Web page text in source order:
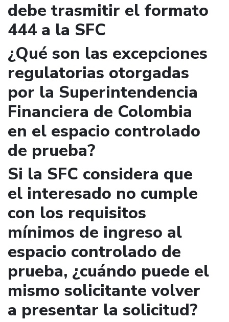
debe trasmitir el formato
444 a la SFC
¿Qué son las excepciones
regulatorias otorgadas
por la Superintendencia
Financiera de Colombia
en el espacio controlado
de prueba?
Si la SFC considera que
el interesado no cumple
con los requisitos
mínimos de ingreso al
espacio controlado de
prueba, ¿cuándo puede el
mismo solicitante volver
a presentar la solicitud?